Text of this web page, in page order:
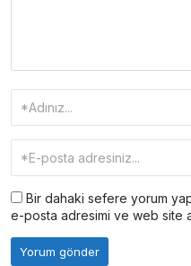
Bir dahaki sefere yorum
e-posta adresimi ve web site